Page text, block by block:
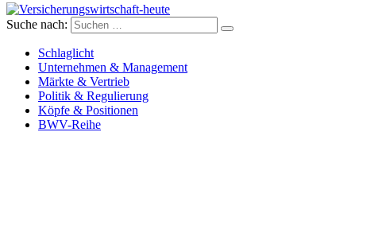
Versicherungswirtschaft-heute
Suche nach:
Schlaglicht
Unternehmen & Management
Märkte & Vertrieb
Politik & Regulierung
Köpfe & Positionen
BWV-Reihe